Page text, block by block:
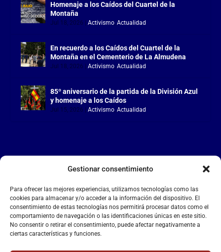
Gestionar consentimiento
Para ofrecer las mejores experiencias, utilizamos tecnologías como las
cookies para almacenar y/o acceder a la información del dispositivo. El
consentimiento de estas tecnologías nos permitirá procesar datos como el
comportamiento de navegación o las identificaciones únicas en este sitio.
No consentir o retirar el consentimiento, puede afectar negativamente a
ciertas características y funciones.
Homenaje a los Caídos del Cuartel de la
Montaña
Jul 18, 2026 |Activismo,Actualidad
En recuerdo a los Caídos del Cuartel de la
Montaña en el Cementerio de La Almudena
Jul 18, 2026 |Activismo,Actualidad
85º aniversario de la partida de la División Azul
y homenaje a los Caídos
Jul 15, 2026 |Activismo,Actualidad
LA FALANGE
Reproductor
de
vídeo